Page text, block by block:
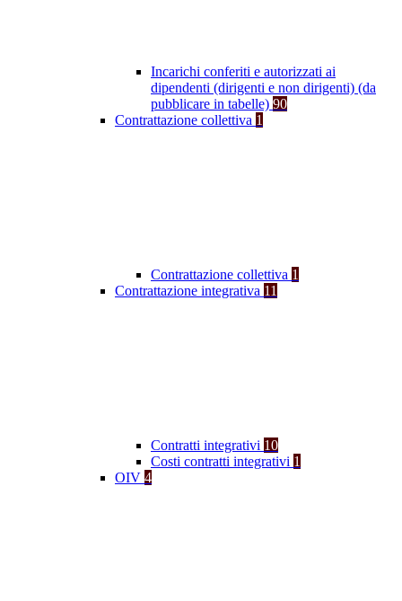
Incarichi conferiti e autorizzati ai
dipendenti (dirigenti e non dirigenti) (da
pubblicare in tabelle) 90
Contrattazione collettiva 1
Contrattazione collettiva 1
Contrattazione integrativa 11
Contratti integrativi 10
Costi contratti integrativi 1
OIV 4